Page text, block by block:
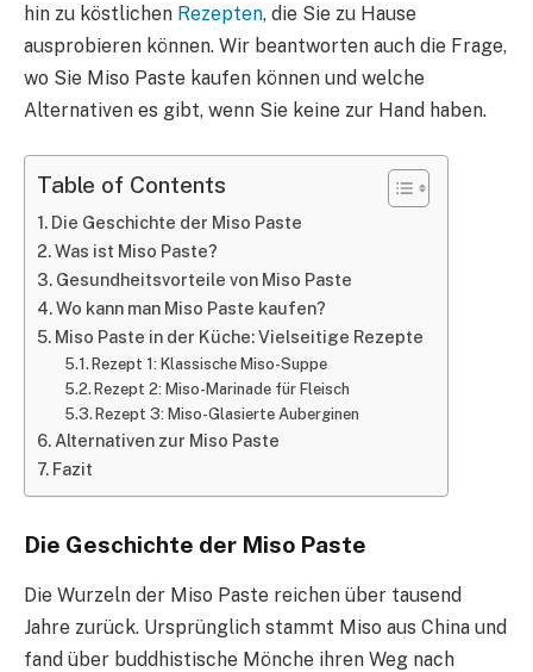
hin zu köstlichen Rezepten, die Sie zu Hause
ausprobieren können. Wir beantworten auch die Frage,
wo Sie Miso Paste kaufen können und welche
Alternativen es gibt, wenn Sie keine zur Hand haben.
Table of Contents
Die Geschichte der Miso Paste
Was ist Miso Paste?
Gesundheitsvorteile von Miso Paste
Wo kann man Miso Paste kaufen?
Miso Paste in der Küche: Vielseitige Rezepte
Rezept 1: Klassische Miso-Suppe
Rezept 2: Miso-Marinade für Fleisch
Rezept 3: Miso-Glasierte Auberginen
Alternativen zur Miso Paste
Fazit
Die Geschichte der Miso Paste
Die Wurzeln der Miso Paste reichen über tausend
Jahre zurück. Ursprünglich stammt Miso aus China und
fand über buddhistische Mönche ihren Weg nach